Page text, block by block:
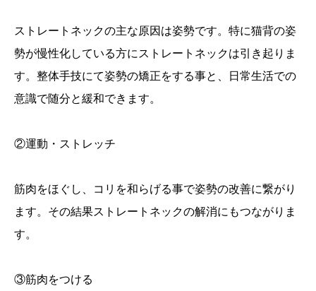
ストレートネックの主な原因は姿勢です。特に猫背の姿
勢が慢性化している方にストレートネックは引き起りま
す。整体手技にて姿勢の矯正をする事と、日常生活での
意識で随分と緩和できます。
②運動・ストレッチ
筋肉をほぐし、コリを和らげる事で姿勢の改善に繋がり
ます。その結果ストレートネックの解消にもつながりま
す。
③筋肉をつける